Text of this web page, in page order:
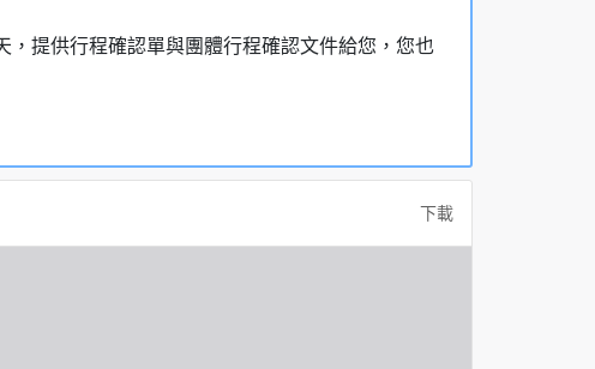
提供行程確認單與團體行程確認文件給您，您也
下載